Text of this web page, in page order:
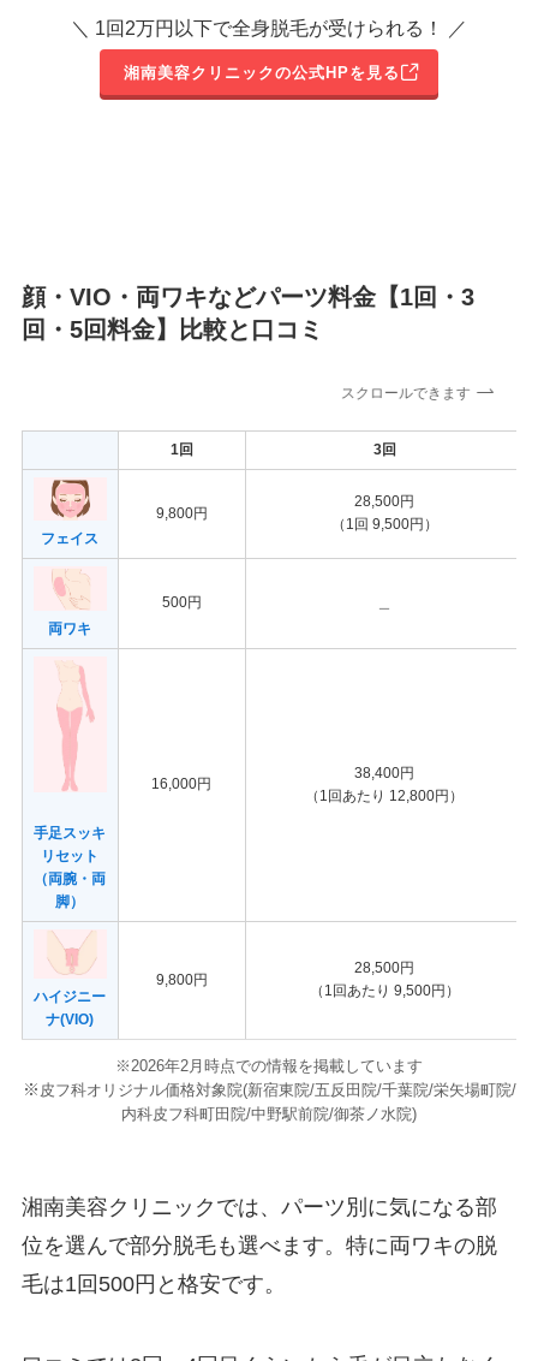
＼ 1回2万円以下で全身脱毛が受けられる！ ／
湘南美容クリニックの公式HPを見る
顔・VIO・両ワキなどパーツ料金【1回・3
回・5回料金】比較と口コミ
スクロールできます
1回 3回
フェイス
9,800円
28,500円
（1回 9,500円）
両ワキ
500円
手足スッキ
リセット
（両腕・両
脚）
16,000円
38,400円
（1回あたり 12,800円）
ハイジニー
ナ(VIO)
9,800円
28,500円
（1回あたり 9,500円）
※2026年2月時点での情報を掲載しています
※ 皮フ科オリジナル価格対象院(新宿東院/五反田院/千葉院/栄矢場町院/
内科皮フ科町田院/中野駅前院/御茶ノ水院)
湘南美容クリニックでは、パーツ別に気になる部
位を選んで部分脱毛も選べます。特に両ワキの脱
毛は1回500円と格安です。